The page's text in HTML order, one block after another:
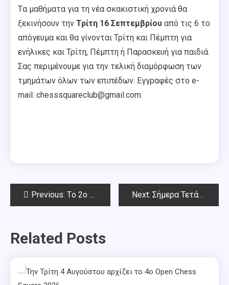
Tα μαθήματα για τη νέα σκακιστική χρονιά θα
ξεκινήσουν την Τρίτη 16 Σεπτεμβρίου από τις 6 το
απόγευμα και θα γίνονται Τρίτη και Πέμπτη για
ενήλικες και Τρίτη, Πέμπτη ή Παρασκευή για παιδιά.
Σας περιμένουμε για την τελική διαμόρφωση των
τμημάτων όλων των επιπέδων. Εγγραφές στο e-
mail: chesssquareclub@gmail.com.
PostPrevious: Tο 2o Blitz ΑΥΓΟΥΣΤΟΥ 2025 CHESS SQUARE-Αποτελέσματα Next: Σήμερα Τετάρτη 10/9 το 1o RAPID ΣΕΠΤΕΜΒΡΙΟΥ 2025 CHESS SQUARE
Related Posts